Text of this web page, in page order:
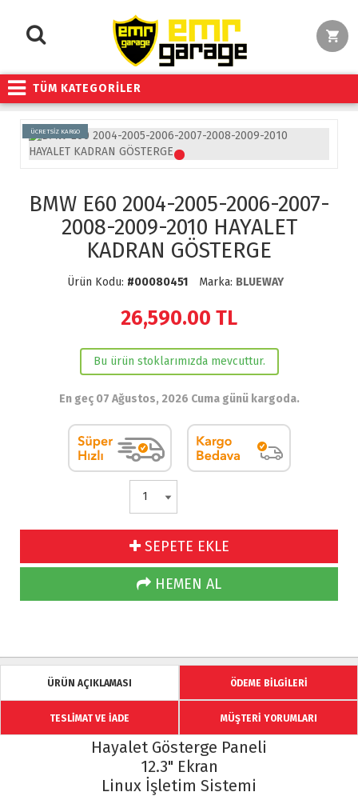
TÜM KATEGORİLER
ÜCRETSİZ KARGO
BMW E60 2004-2005-2006-2007-
2008-2009-2010 HAYALET
KADRAN GÖSTERGE
Ürün Kodu: #00080451 Marka: BLUEWAY
26,590.00 TL
Bu ürün stoklarımızda mevcuttur.
En geç 07 Ağustos, 2026 Cuma günü kargoda.
SEPETE EKLE
HEMEN AL
ÜRÜN AÇIKLAMASI ÖDEME BİLGİLERİ
TESLİMAT VE İADE MÜŞTERİ YORUMLARI
Hayalet Gösterge Paneli
12.3" Ekran
Linux İşletim Sistemi